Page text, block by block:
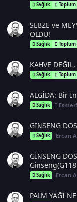
Sağlık Toplum
SEBZE ve
OLDU!
Sağlık Toplum
KAHVE
Sağlık Toplum
ALGİDA: Bir
Sağlık
GİNSENG
Sağlık Ercan
GİNSENG
Sağlık Ercan
PALM YAĞI